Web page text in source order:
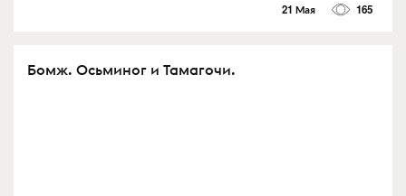
21 Мая 165
Бомж. Осьминог и Тамагочи.